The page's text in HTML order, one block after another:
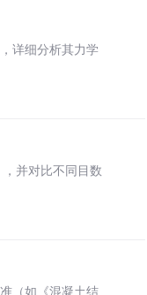
详细分析其力学
并对比不同目数
（如《混凝土结